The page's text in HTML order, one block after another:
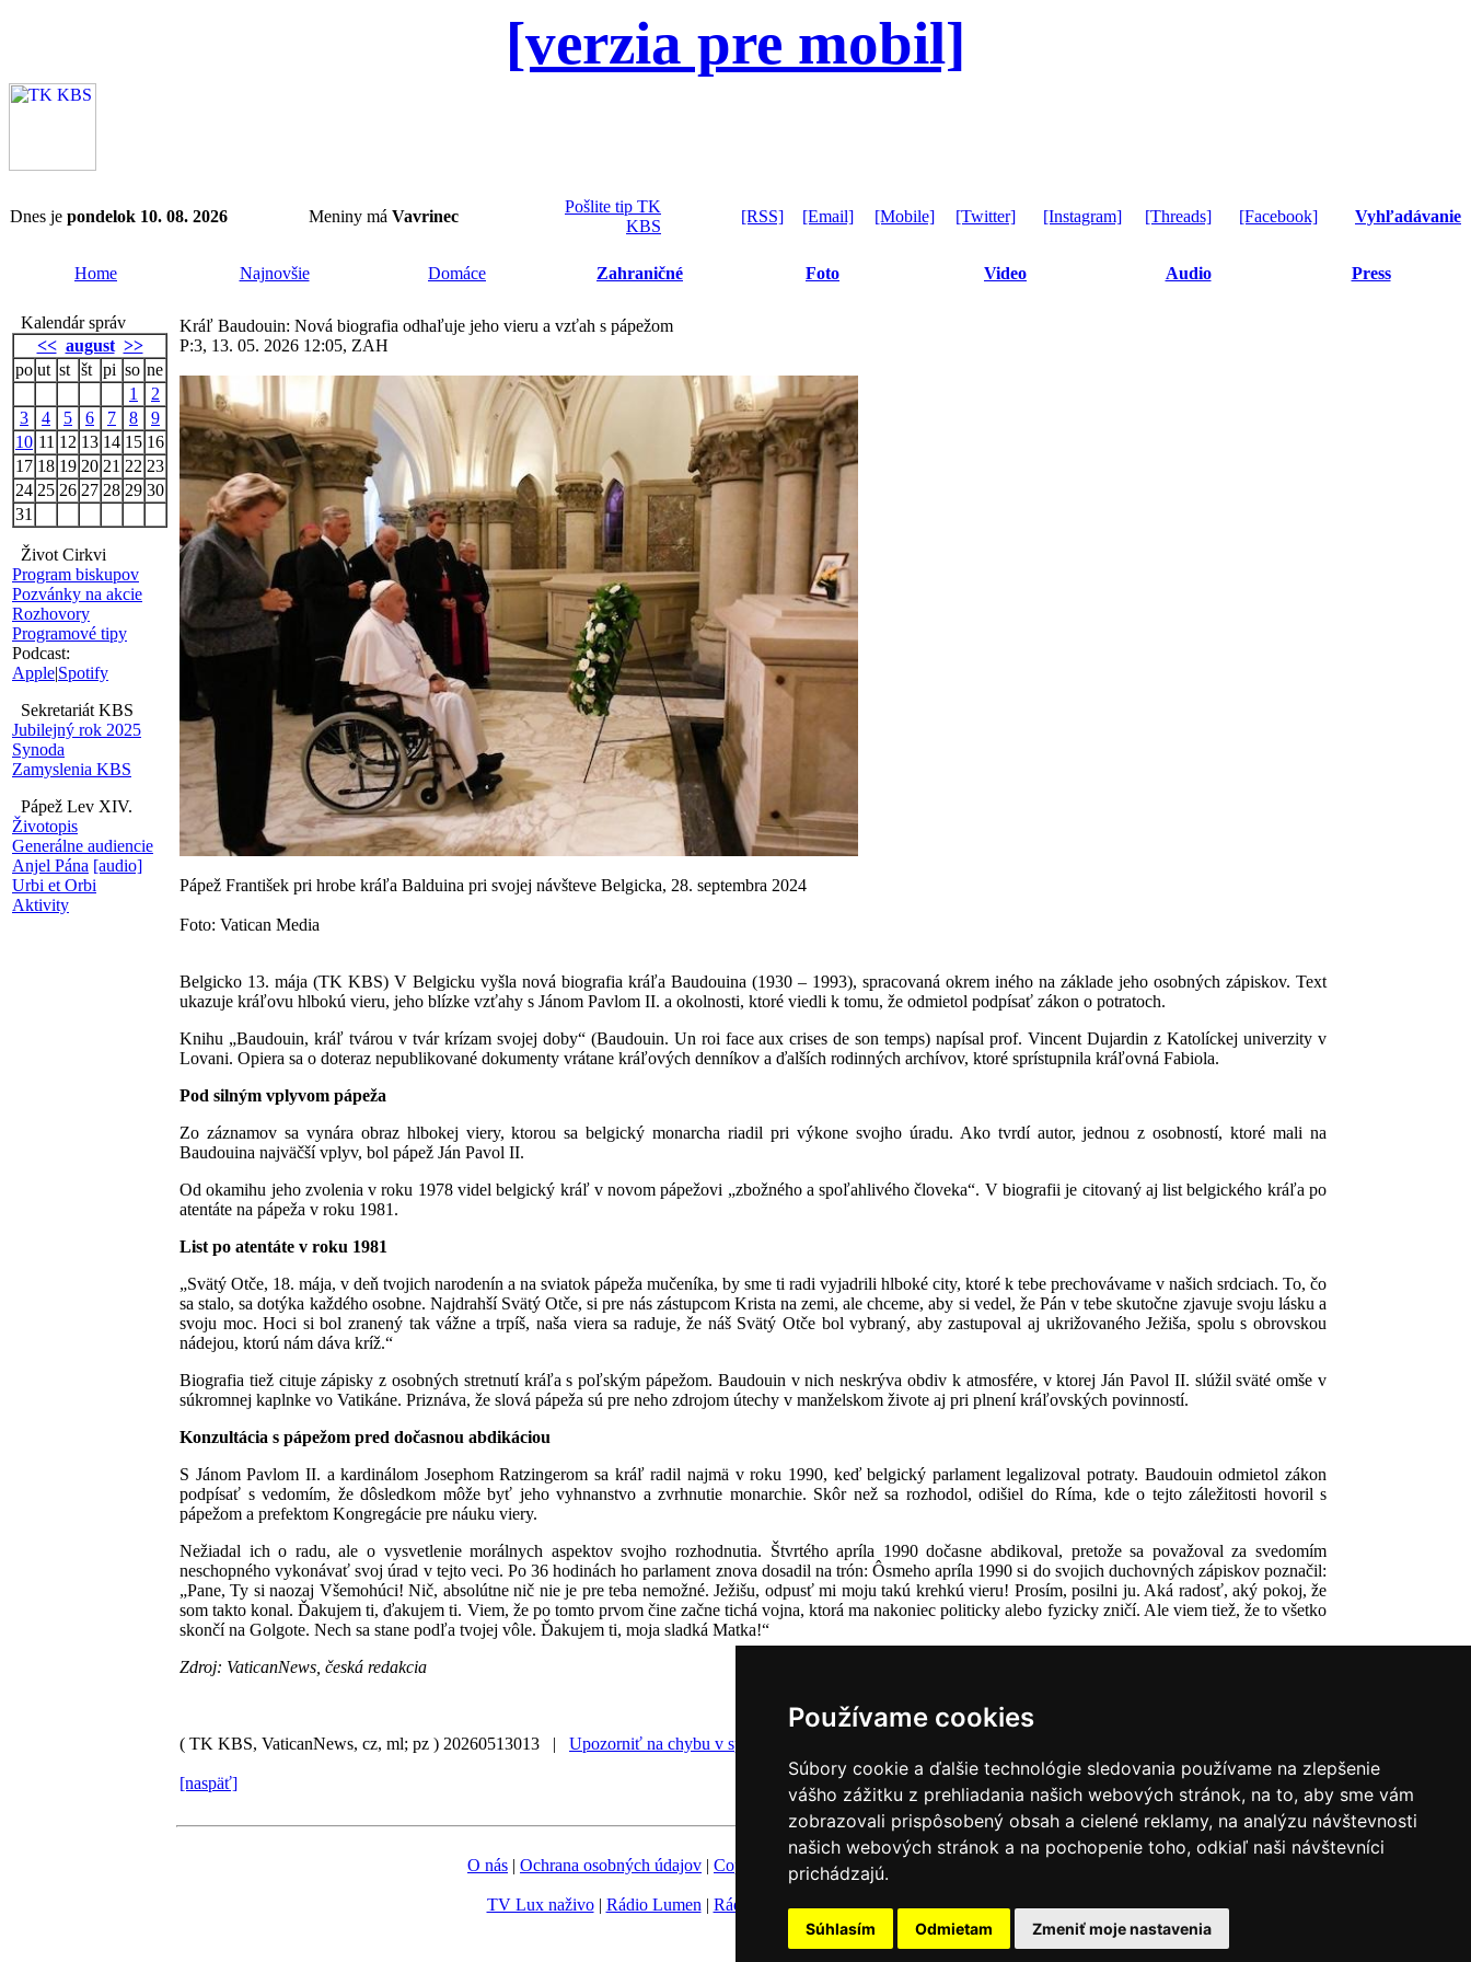
Používame cookies
Súbory cookie a ďalšie technológie sledovania používame na zlepšenie
vášho zážitku z prehliadania našich webových stránok, na to, aby sme vám
zobrazovali prispôsobený obsah a cielené reklamy, na analýzu návštevnosti
našich webových stránok a na pochopenie toho, odkiaľ naši návštevníci
prichádzajú.
Súhlasím Odmietam Zmeniť moje nastavenia
[verzia pre mobil]
Dnes je pondelok 10. 08. 2026 Meniny má Vavrinec
Pošlite tip TK
KBS
[RSS] [Email] [Mobile] [Twitter] [Instagram] [Threads] [Facebook] Vyhľadávanie
Home Najnovšie Domáce Zahraničné Foto Video Audio Press
Kalendár správ
<< august >>
po ut st št pi so ne
1
2
3
4 5 6 7 8
9
10 11 12 13 14 15 16
17 18 19 20 21 22 23
24 25 26 27 28 29 30
31
Život Cirkvi
Program biskupov
Pozvánky na akcie
Rozhovory
Programové tipy
Podcast:
Apple|Spotify
Sekretariát KBS
Jubilejný rok 2025
Synoda
Zamyslenia KBS
Pápež Lev XIV.
Životopis
Generálne audiencie
Anjel Pána [audio]
Urbi et Orbi
Aktivity
Kráľ Baudouin: Nová biografia odhaľuje jeho vieru a vzťah s pápežom
P:3, 13. 05. 2026 12:05, ZAH
Pápež František pri hrobe kráľa Balduina pri svojej návšteve Belgicka, 28. septembra 2024
Foto: Vatican Media
Belgicko 13. mája (TK KBS) V Belgicku vyšla nová biografia kráľa Baudouina (1930 – 1993), spracovaná okrem iného na základe jeho osobných zápiskov. Text
ukazuje kráľovu hlbokú vieru, jeho blízke vzťahy s Jánom Pavlom II. a okolnosti, ktoré viedli k tomu, že odmietol podpísať zákon o potratoch.
Knihu „Baudouin, kráľ tvárou v tvár krízam svojej doby“ (Baudouin. Un roi face aux crises de son temps) napísal prof. Vincent Dujardin z Katolíckej univerzity v
Lovani. Opiera sa o doteraz nepublikované dokumenty vrátane kráľových denníkov a ďalších rodinných archívov, ktoré sprístupnila kráľovná Fabiola.
Pod silným vplyvom pápeža
Zo záznamov sa vynára obraz hlbokej viery, ktorou sa belgický monarcha riadil pri výkone svojho úradu. Ako tvrdí autor, jednou z osobností, ktoré mali na
Baudouina najväčší vplyv, bol pápež Ján Pavol II.
Od okamihu jeho zvolenia v roku 1978 videl belgický kráľ v novom pápežovi „zbožného a spoľahlivého človeka“. V biografii je citovaný aj list belgického kráľa po
atentáte na pápeža v roku 1981.
List po atentáte v roku 1981
„Svätý Otče, 18. mája, v deň tvojich narodenín a na sviatok pápeža mučeníka, by sme ti radi vyjadrili hlboké city, ktoré k tebe prechovávame v našich srdciach. To, čo
sa stalo, sa dotýka každého osobne. Najdrahší Svätý Otče, si pre nás zástupcom Krista na zemi, ale chceme, aby si vedel, že Pán v tebe skutočne zjavuje svoju lásku a
svoju moc. Hoci si bol zranený tak vážne a trpíš, naša viera sa raduje, že náš Svätý Otče bol vybraný, aby zastupoval aj ukrižovaného Ježiša, spolu s obrovskou
nádejou, ktorú nám dáva kríž.“
Biografia tiež cituje zápisky z osobných stretnutí kráľa s poľským pápežom. Baudouin v nich neskrýva obdiv k atmosfére, v ktorej Ján Pavol II. slúžil sväté omše v
súkromnej kaplnke vo Vatikáne. Priznáva, že slová pápeža sú pre neho zdrojom útechy v manželskom živote aj pri plnení kráľovských povinností.
Konzultácia s pápežom pred dočasnou abdikáciou
S Jánom Pavlom II. a kardinálom Josephom Ratzingerom sa kráľ radil najmä v roku 1990, keď belgický parlament legalizoval potraty. Baudouin odmietol zákon
podpísať s vedomím, že dôsledkom môže byť jeho vyhnanstvo a zvrhnutie monarchie. Skôr než sa rozhodol, odišiel do Ríma, kde o tejto záležitosti hovoril s
pápežom a prefektom Kongregácie pre náuku viery.
Nežiadal ich o radu, ale o vysvetlenie morálnych aspektov svojho rozhodnutia. Štvrtého apríla 1990 dočasne abdikoval, pretože sa považoval za svedomím
neschopného vykonávať svoj úrad v tejto veci. Po 36 hodinách ho parlament znova dosadil na trón: Ôsmeho apríla 1990 si do svojich duchovných zápiskov poznačil:
„Pane, Ty si naozaj Všemohúci! Nič, absolútne nič nie je pre teba nemožné. Ježišu, odpusť mi moju takú krehkú vieru! Prosím, posilni ju. Aká radosť, aký pokoj, že
som takto konal. Ďakujem ti, ďakujem ti. Viem, že po tomto prvom čine začne tichá vojna, ktorá ma nakoniec politicky alebo fyzicky zničí. Ale viem tiež, že to všetko
skončí na Golgote. Nech sa stane podľa tvojej vôle. Ďakujem ti, moja sladká Matka!“
Zdroj: VaticanNews, česká redakcia
( TK KBS, VaticanNews, cz, ml; pz ) 20260513013 | Upozorniť na chybu v správe
[naspäť]
O nás | Ochrana osobných údajov | Copyright Fotobanka |Hovorca KBS
TV Lux naživo| Rádio Lumen | Rádio Vatikán|SSV|Katolícke noviny|Výveska|Do kostola
Nastavenie Cookies